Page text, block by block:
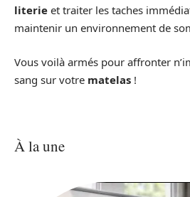
literie et traiter les taches
maintenir un environnement de
Vous voilà armés pour affronter
sang sur votre matelas !
À la une